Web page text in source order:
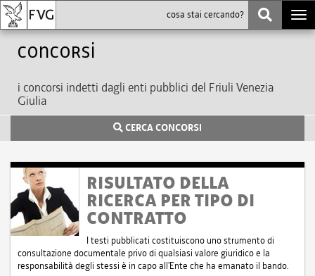
Concorsi
i concorsi indetti dagli enti pubblici del Friuli Venezia
Giulia
CERCA CONCORSI
RISULTATO DELLA
RICERCA PER TIPO DI
CONTRATTO
I testi pubblicati costituiscono uno strumento di
consultazione documentale privo di qualsiasi valore giuridico e la
responsabilità degli stessi è in capo all'Ente che ha emanato il bando.